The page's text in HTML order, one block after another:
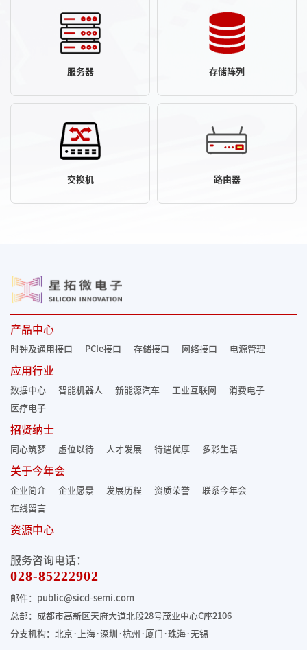
服务器 存储阵列
交换机 路由器
产品中心
时钟及通用接口 PCIe接口 存储接口 网络接口 电源管理
应用行业
数据中心 智能机器人 新能源汽车 工业互联网
消费电子
医疗电子
招贤纳士
同心筑梦 虚位以待 人才发展 待遇优厚 多彩生活
关于今年会
企业简介 企业愿景 发展历程 资质荣誉
联系今年会
在线留言
资源中心
服务咨询电话：
028-85222902
邮件：public@sicd-semi.com
总部：成都市高新区天府大道北段28号茂业中心C座2106
分支机构：北京·上海·深圳·杭州·厦门·珠海·无锡